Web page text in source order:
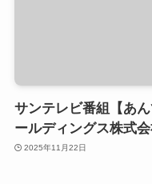
サンテレビ番組【あ
ールディングス株式
2025年11月22日